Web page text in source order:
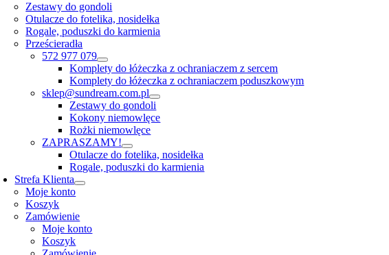
Zestawy do gondoli
Otulacze do fotelika, nosidełka
Rogale, poduszki do karmienia
Prześcieradła
572 977 079
Komplety do łóżeczka z ochraniaczem z sercem
Komplety do łóżeczka z ochraniaczem poduszkowym
sklep@sundream.com.pl
Zestawy do gondoli
Kokony niemowlęce
Rożki niemowlęce
ZAPRASZAMY!
Otulacze do fotelika, nosidełka
Rogale, poduszki do karmienia
Strefa Klienta
Moje konto
Koszyk
Zamówienie
Moje konto
Koszyk